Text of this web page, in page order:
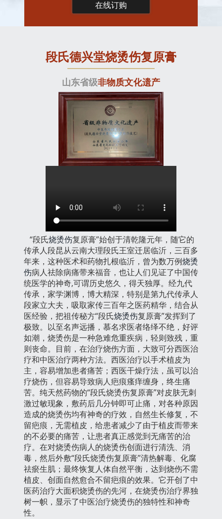
段氏德兴堂烧烫伤复原膏
山东省级非物质文化遗产
“段氏烧烫伤复原膏”始创于清乾隆元年，随它的
传承人段昆从云南大理段氏王室迁居临沂，三百多
年来，这种医术和药物扎根临沂，曾为数万例烧烫
伤病人祛除病痛带来福音，也让人们见证了中国传
统医学的神奇,可谓历史悠久，得天独厚。经九代
传承，家学渊博，博大精深，特别是第九代传承人
段家立大夫，吸取家传三百年之医药精华，结合从
医经验，把祖传秘方“段氏烧烫伤复原膏”发挥到了
极致。以至名声远播，慕名求医者络绎不绝，好评
如潮，烧烫伤是一种急难危重疾病，轻则致残，重
则丧命。目前，在治疗烧伤方面，大致可分西医治
疗和中医治疗两种方法。西医治疗以手术植皮为
主，容易增加患者痛苦；西医干燥疗法，虽可以治
疗烧伤，但容易导致病人疤痕瘙痒缠身，终生痛
苦。纯天然药物的“段氏烧烫伤复原膏”对皮肤无刺
激过敏现象，敷药后几分钟即可止痛，对各种原因
造成的烧烫伤均有神奇的疗效，自然生长修复，不
留疤痕，无需植皮，给患者减少了由于植皮而带来
的不必要的痛苦，让患者真正感觉到无痛苦的治
疗。在对烧烫伤病人的烧烫伤创面进行清洗、消
毒，然后外敷“段氏烧烫伤复原膏”清热解毒、化腐
祛瘀生肌；最终恢复人体自然平衡，达到烧伤不需
植皮、创面自然愈合不留疤痕的效果。它开创了中
医药治疗大面积烧烫伤的先河，在烧烫伤治疗界独
树一帜，显示了中医治疗烧烫伤的独特性和神奇
性。